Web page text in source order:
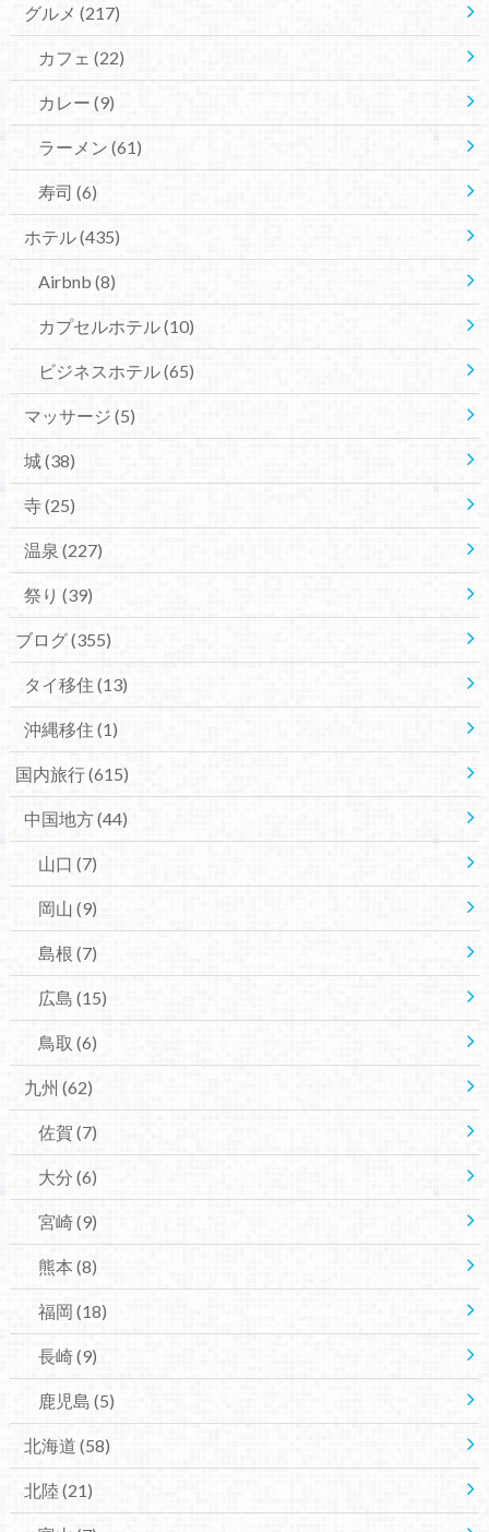
グルメ (217)
カフェ (22)
カレー (9)
ラーメン (61)
寿司 (6)
ホテル(435)
Airbnb (8)
カプセルホテル(10)
ビジネスホテル(65)
マッサージ (5)
城(38)
寺(25)
温泉 (227)
祭り (39)
ブログ(355)
タイ移住 (13)
沖縄移住 (1)
国内旅行(615)
中国地方(44)
山口 (7)
岡山 (9)
島根 (7)
広島 (15)
鳥取 (6)
九州 (62)
佐賀 (7)
大分 (6)
宮崎(9)
熊本 (8)
福岡 (18)
長崎(9)
鹿児島 (5)
北海道 (58)
北陸 (21)